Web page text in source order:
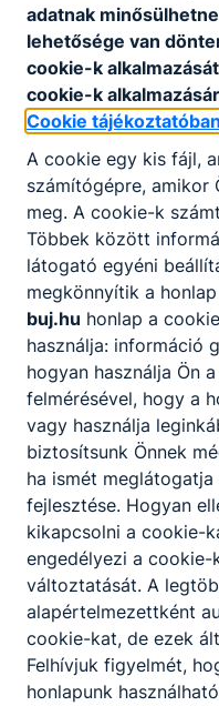
Megosztás
adatnak
lehetősége van
cookie-k
cookie-k
Cookie tájékoztatóban
A cookie egy kis fájl,
számítógépre, amikor
meg. A cookie-k
Többek között
látogató egyéni
megkönnyítik a
buj.hu honlap a
használja: információ
hogyan használja Ön
felmérésével, hogy a
vagy használja
biztosítsunk Önnek
ha ismét
fejlesztése. Hogyan
kikapcsolni a cookie-
engedélyezi a cookie-
változtatását. A
alapértelmezettként
cookie-kat, de ezek
Felhívjuk figyelmét,
honlapunk